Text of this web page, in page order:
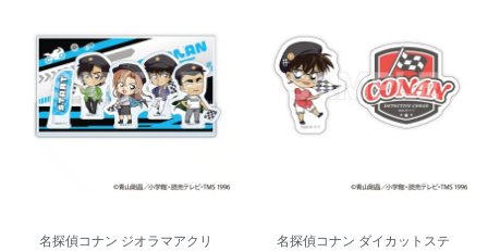
名探偵コナン ジオラマアクリル
スタンドB チェッカーフラッグ
① (千速/重悟/萩原/松田)【再販】
2026年10月上旬発売
名探偵コナン ジオラマアクリ
名探偵コナン ダイカットステッ
カー2枚セット チェッカーフラッ
グ① (江戸川 コナン)【再販】
2026年10月上旬発売
名探偵コナン ダイカットステ